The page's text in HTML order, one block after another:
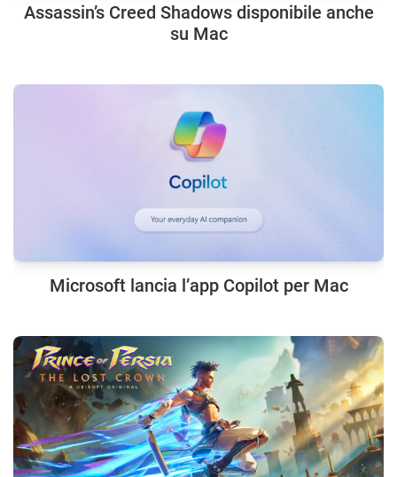
Assassin’s Creed Shadows disponibile anche
su Mac
Microsoft lancia l’app Copilot per Mac